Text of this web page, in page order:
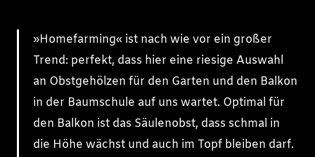
»Homefarming« ist nach wie vor ein großer
Trend: perfekt, dass hier eine riesige Auswahl
an Obstgehölzen für den Garten und den Balkon
in der Baumschule auf uns wartet. Optimal für
den Balkon ist das Säulenobst, dass schmal in
die Höhe wächst und auch im Topf bleiben darf.